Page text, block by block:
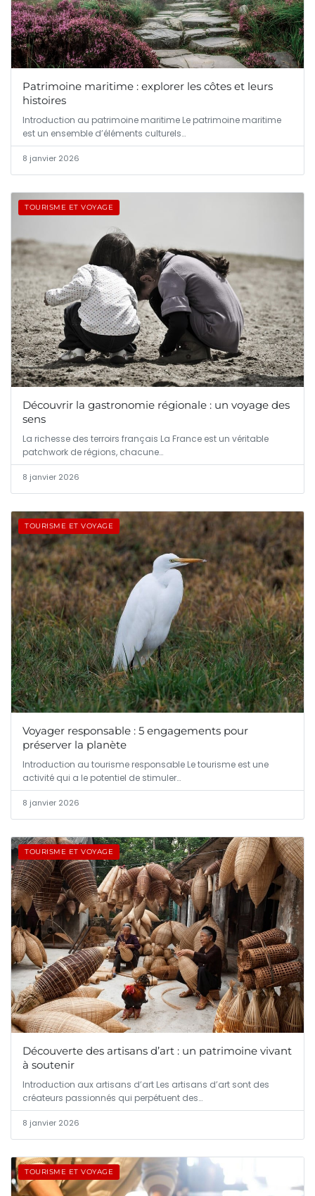
Patrimoine maritime : explorer les côtes et leurs
histoires
Introduction au patrimoine maritime Le patrimoine maritime
est un ensemble d’éléments culturels…
8 janvier 2026
TOURISME ET VOYAGE
Découvrir la gastronomie régionale : un voyage des
sens
La richesse des terroirs français La France est un véritable
patchwork de régions, chacune…
8 janvier 2026
TOURISME ET VOYAGE
Voyager responsable : 5 engagements pour
préserver la planète
Introduction au tourisme responsable Le tourisme est une
activité qui a le potentiel de stimuler…
8 janvier 2026
TOURISME ET VOYAGE
Découverte des artisans d’art : un patrimoine vivant
à soutenir
Introduction aux artisans d’art Les artisans d’art sont des
créateurs passionnés qui perpétuent des…
8 janvier 2026
TOURISME ET VOYAGE